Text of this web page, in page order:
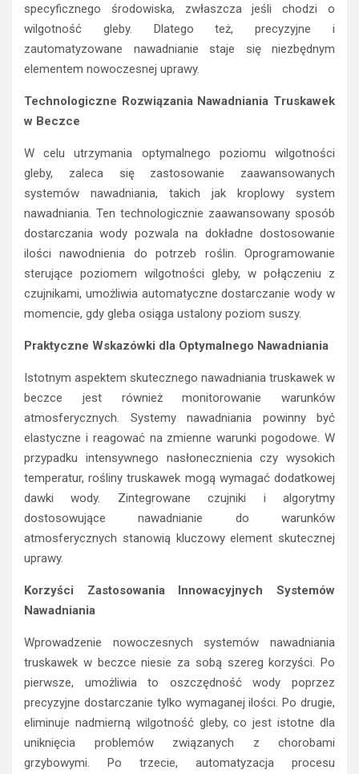
specyficznego środowiska, zwłaszcza jeśli chodzi o
wilgotność gleby. Dlatego też, precyzyjne i
zautomatyzowane nawadnianie staje się niezbędnym
elementem nowoczesnej uprawy.
Technologiczne Rozwiązania Nawadniania Truskawek
w Beczce
W celu utrzymania optymalnego poziomu wilgotności
gleby, zaleca się zastosowanie zaawansowanych
systemów nawadniania, takich jak kroplowy system
nawadniania. Ten technologicznie zaawansowany sposób
dostarczania wody pozwala na dokładne dostosowanie
ilości nawodnienia do potrzeb roślin. Oprogramowanie
sterujące poziomem wilgotności gleby, w połączeniu z
czujnikami, umożliwia automatyczne dostarczanie wody w
momencie, gdy gleba osiąga ustalony poziom suszy.
Praktyczne Wskazówki dla Optymalnego Nawadniania
Istotnym aspektem skutecznego nawadniania truskawek w
beczce jest również monitorowanie warunków
atmosferycznych. Systemy nawadniania powinny być
elastyczne i reagować na zmienne warunki pogodowe. W
przypadku intensywnego nasłonecznienia czy wysokich
temperatur, rośliny truskawek mogą wymagać dodatkowej
dawki wody. Zintegrowane czujniki i algorytmy
dostosowujące nawadnianie do warunków
atmosferycznych stanowią kluczowy element skutecznej
uprawy.
Korzyści Zastosowania Innowacyjnych Systemów
Nawadniania
Wprowadzenie nowoczesnych systemów nawadniania
truskawek w beczce niesie za sobą szereg korzyści. Po
pierwsze, umożliwia to oszczędność wody poprzez
precyzyjne dostarczanie tylko wymaganej ilości. Po drugie,
eliminuje nadmierną wilgotność gleby, co jest istotne dla
uniknięcia problemów związanych z chorobami
grzybowymi. Po trzecie, automatyzacja procesu